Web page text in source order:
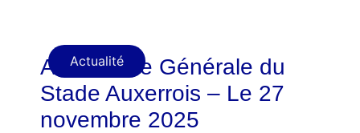
Actualité
Assemblée Générale du
Stade Auxerrois – Le 27
novembre 2025